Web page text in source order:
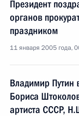
Президент
органов
праздником
11 января 2005 года,
Владимир Путин
Бориса
артиста СССР,